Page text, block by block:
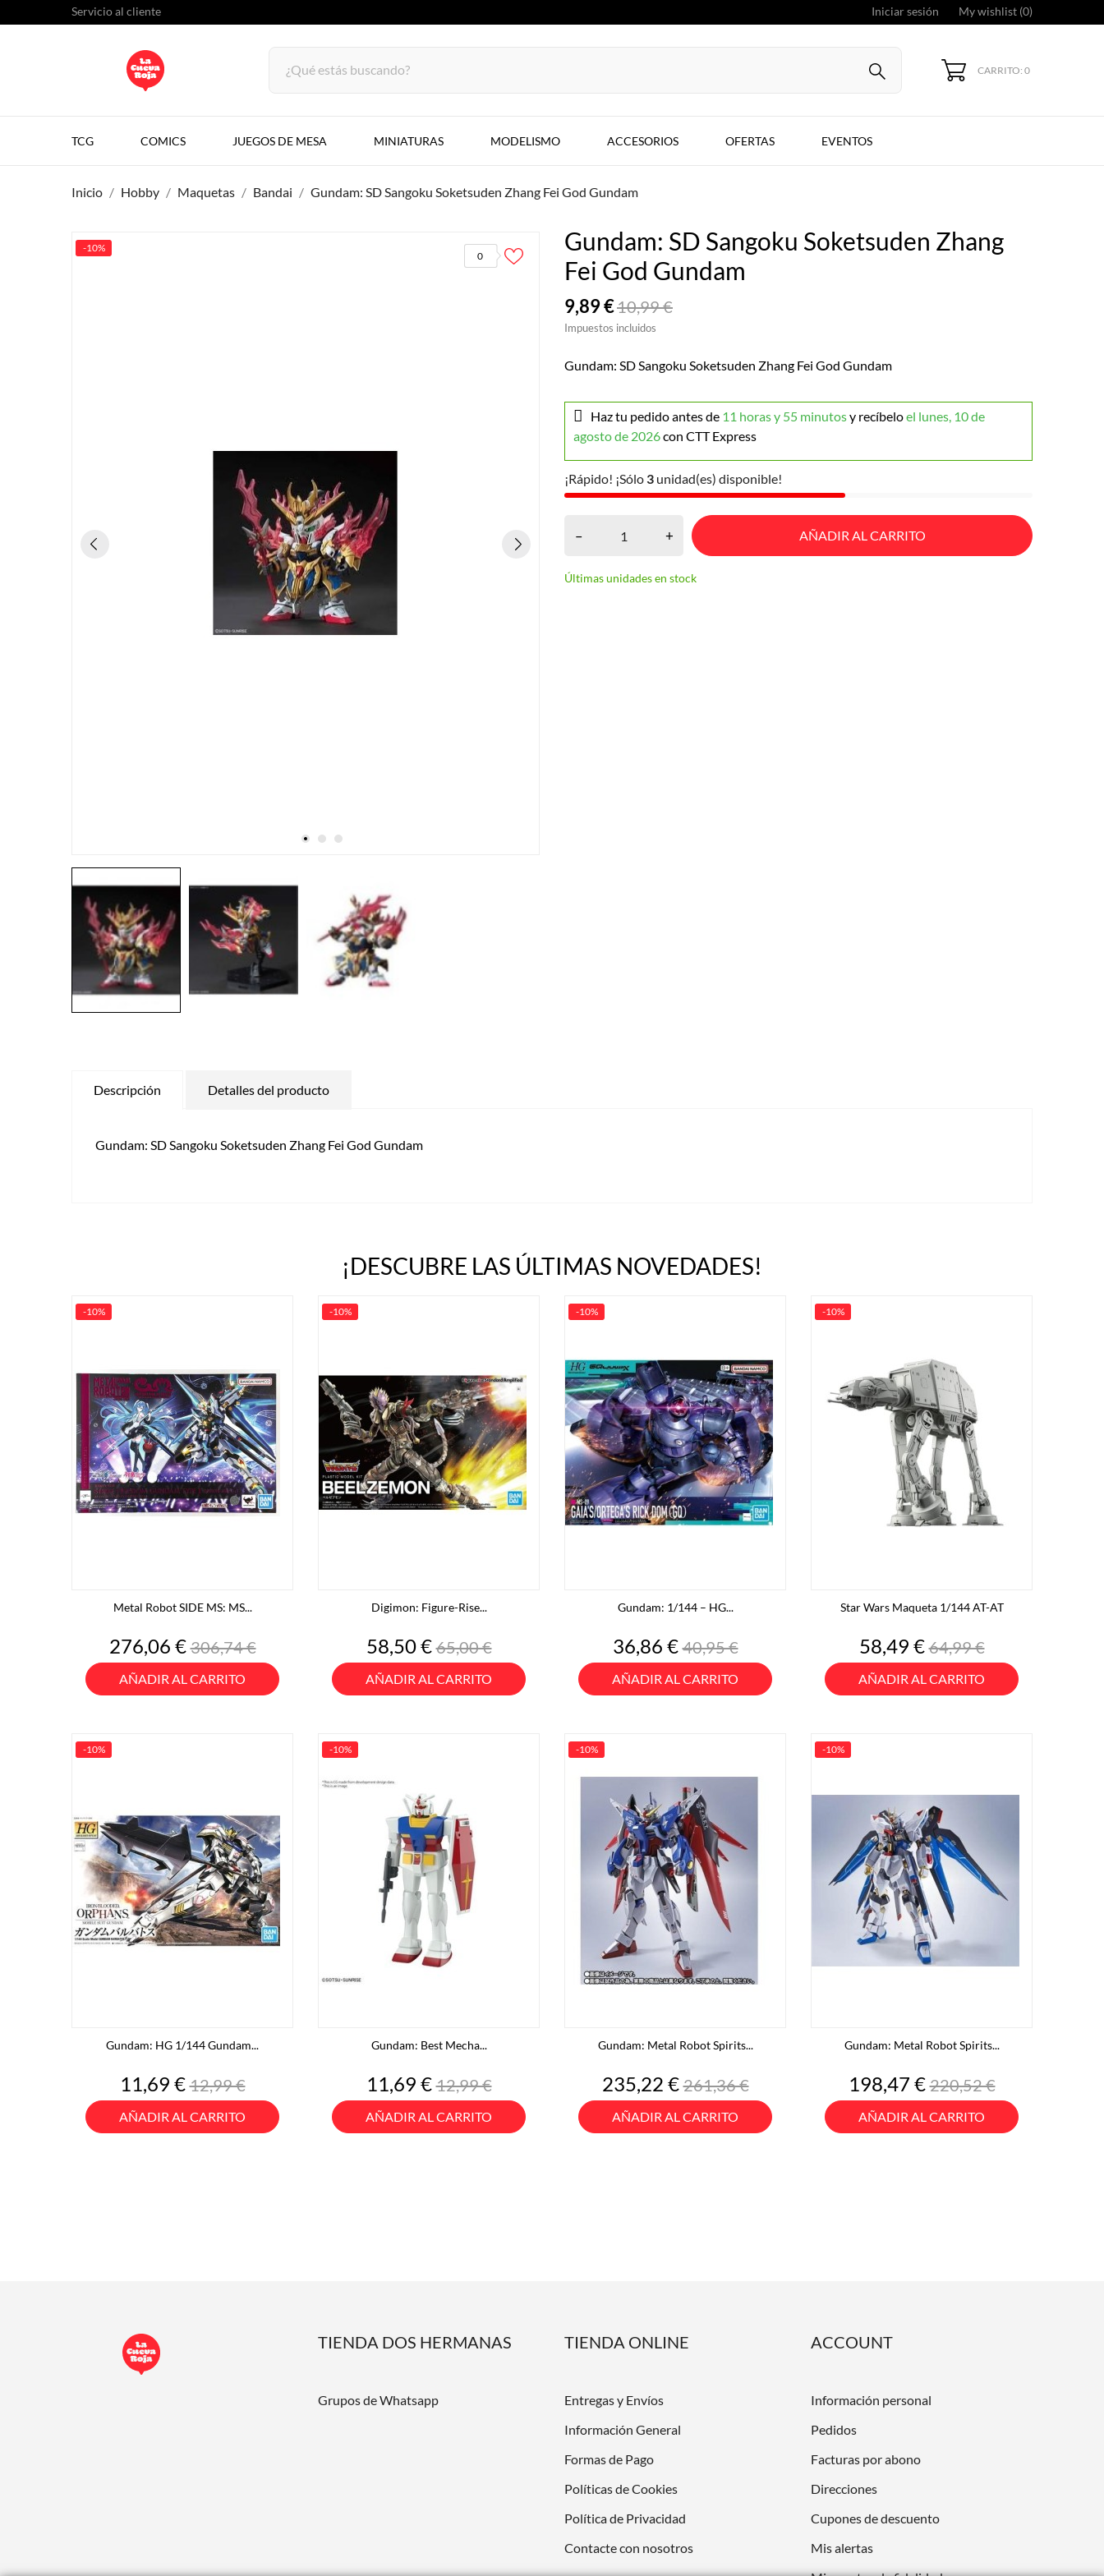
Servicio al cliente Iniciar sesión My wishlist (0)
CARRITO: 0
TCG COMICS JUEGOS DE MESA MINIATURAS MODELISMO ACCESORIOS OFERTAS EVENTOS
Inicio Hobby Maquetas Bandai Gundam: SD Sangoku Soketsuden Zhang Fei God Gundam
0
-10%
Gundam: SD Sangoku Soketsuden Zhang
Fei God Gundam
9,89 €10,99 €
Impuestos incluidos
Gundam: SD Sangoku Soketsuden Zhang Fei God Gundam
Haz tu pedido antes de 11 horas y 55 minutosy recíbeloel lunes, 10 de
agosto de 2026con CTT Express
¡Rápido! ¡Sólo 3 unidad(es) disponible!
– + AÑADIR AL CARRITO
Últimas unidades en stock
Descripción Detalles del producto
Gundam: SD Sangoku Soketsuden Zhang Fei God Gundam
¡DESCUBRE LAS ÚLTIMAS NOVEDADES!
Metal Robot SIDE MS: MS...
Precio
276,06 €Precio
base
306,74 €
AÑADIR AL CARRITO
-10%
Digimon: Figure-Rise...
Precio
58,50 €Precio
base
65,00 €
AÑADIR AL CARRITO
-10%
Gundam: 1/144 – HG...
Precio
36,86 €Precio
base
40,95 €
AÑADIR AL CARRITO
-10%
Star Wars Maqueta 1/144 AT-AT
Precio
58,49 €Precio
base
64,99 €
AÑADIR AL CARRITO
-10%
Gundam: HG 1/144 Gundam...
Precio
11,69 €Precio
base
12,99 €
AÑADIR AL CARRITO
-10%
Gundam: Best Mecha...
Precio
11,69 €Precio
base
12,99 €
AÑADIR AL CARRITO
-10%
Gundam: Metal Robot Spirits...
Precio
235,22 €Precio
base
261,36 €
AÑADIR AL CARRITO
-10%
Gundam: Metal Robot Spirits...
Precio
198,47 €Precio
base
220,52 €
AÑADIR AL CARRITO
-10%
TIENDA DOS HERMANAS
Grupos de Whatsapp
TIENDA ONLINE
Entregas y Envíos
Información General
Formas de Pago
Políticas de Cookies
Política de Privacidad
Contacte con nosotros
ACCOUNT
Información personal
Pedidos
Facturas por abono
Direcciones
Cupones de descuento
Mis alertas